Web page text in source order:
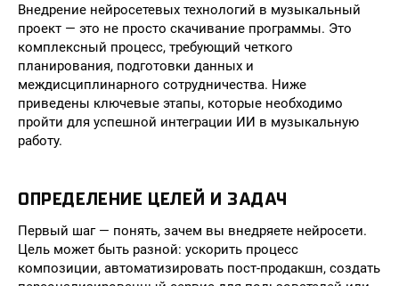
Внедрение нейросетевых технологий в музыкальный
проект — это не просто скачивание программы. Это
комплексный процесс, требующий четкого
планирования, подготовки данных и
междисциплинарного сотрудничества. Ниже
приведены ключевые этапы, которые необходимо
пройти для успешной интеграции ИИ в музыкальную
работу.
ОПРЕДЕЛЕНИЕ ЦЕЛЕЙ И ЗАДАЧ
Первый шаг — понять, зачем вы внедряете нейросети.
Цель может быть разной: ускорить процесс
композиции, автоматизировать пост-продакшн, создать